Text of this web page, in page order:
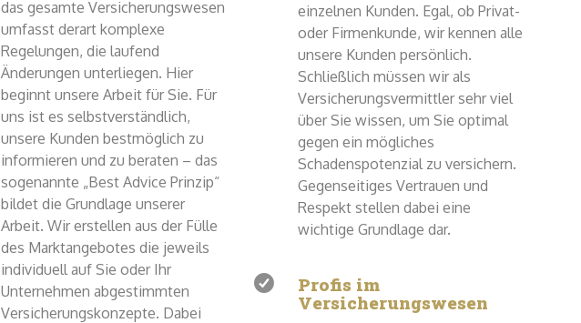
das gesamte Versicherungswesen
umfasst derart komplexe
Regelungen, die laufend
Änderungen unterliegen. Hier
beginnt unsere Arbeit für Sie. Für
uns ist es selbstverständlich,
unsere Kunden bestmöglich zu
informieren und zu beraten – das
sogenannte „Best Advice Prinzip“
bildet die Grundlage unserer
Arbeit. Wir erstellen aus der Fülle
des Marktangebotes die jeweils
individuell auf Sie oder Ihr
Unternehmen abgestimmten
Versicherungskonzepte. Dabei
einzelnen Kunden. Egal, ob Privat-
oder Firmenkunde, wir kennen alle
unsere Kunden persönlich.
Schließlich müssen wir als
Versicherungsvermittler sehr viel
über Sie wissen, um Sie optimal
gegen ein mögliches
Schadenspotenzial zu versichern.
Gegenseitiges Vertrauen und
Respekt stellen dabei eine
wichtige Grundlage dar.
Profis im
Versicherungswesen